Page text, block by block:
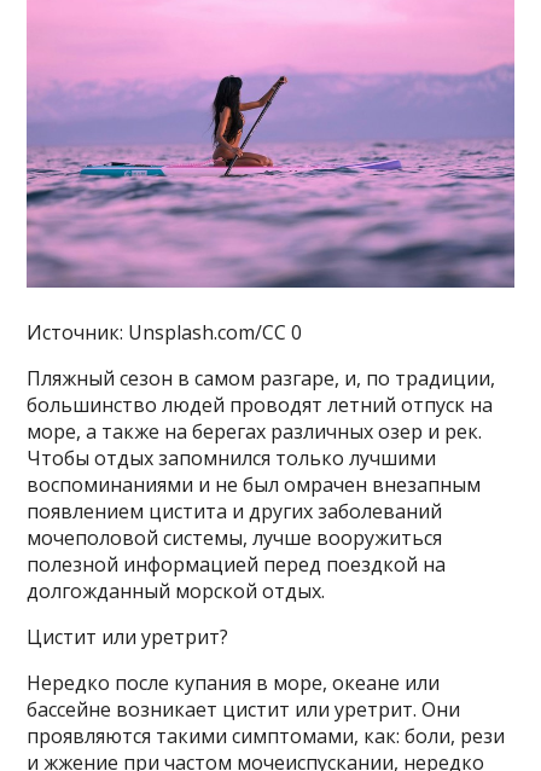
Источник: Unsplash.com/CC 0
Пляжный сезон в самом разгаре, и, по традиции,
большинство людей проводят летний отпуск на
море, а также на берегах различных озер и рек.
Чтобы отдых запомнился только лучшими
воспоминаниями и не был омрачен внезапным
появлением цистита и других заболеваний
мочеполовой системы, лучше вооружиться
полезной информацией перед поездкой на
долгожданный морской отдых.
Цистит или уретрит?
Нередко после купания в море, океане или
бассейне возникает цистит или уретрит. Они
проявляются такими симптомами, как: боли, рези
и жжение при частом мочеиспускании, нередко